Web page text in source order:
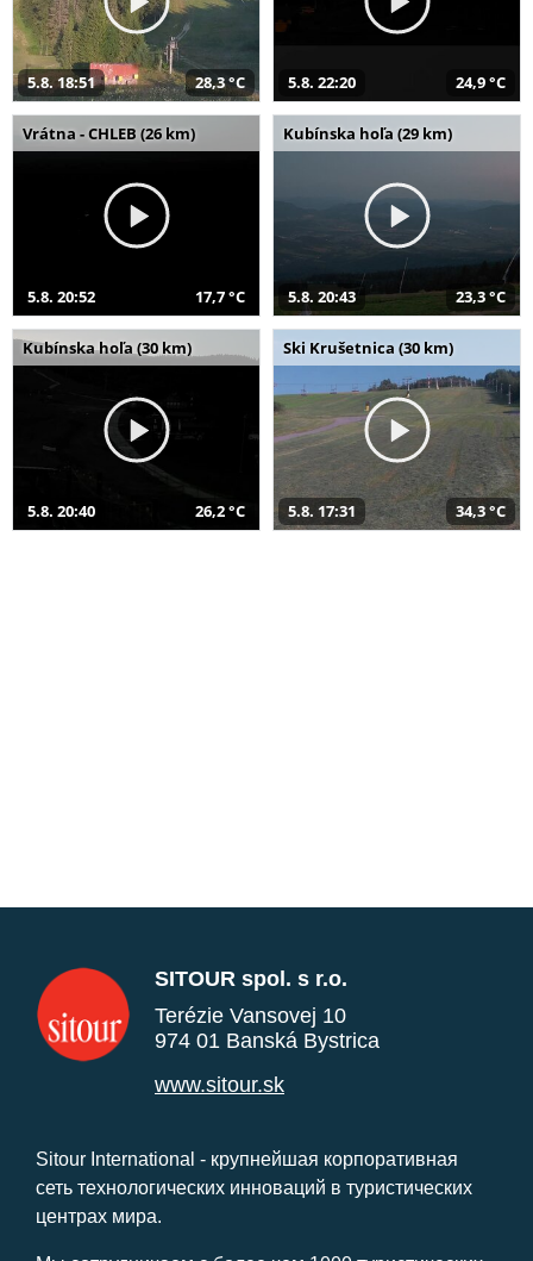
5.8. 18:51 28,3 °C 5.8. 22:20 24,9 °C
Vrátna - CHLEB (26 km)
5.8. 20:52 17,7 °C
Kubínska hoľa (29 km)
5.8. 20:43 23,3 °C
Kubínska hoľa (30 km)
5.8. 20:40 26,2 °C
Ski Krušetnica (30 km)
5.8. 17:31 34,3 °C
SITOUR spol. s r.o.
Terézie Vansovej 10
974 01 Banská Bystrica
www.sitour.sk
Sitour International - крупнейшая корпоративная
сеть технологических инноваций в туристических
центрах мира.